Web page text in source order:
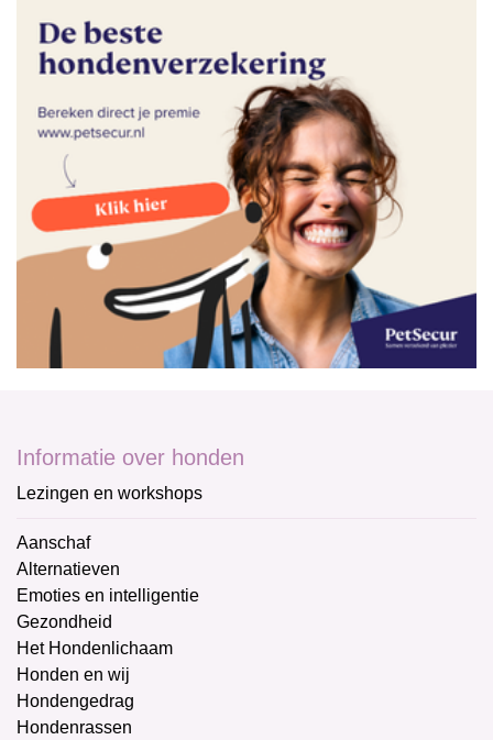
Informatie over honden
Lezingen en workshops
Aanschaf
Alternatieven
Emoties en intelligentie
Gezondheid
Het Hondenlichaam
Honden en wij
Hondengedrag
Hondenrassen